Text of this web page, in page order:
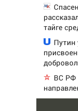
тайге
Путин
ВС РФ
71